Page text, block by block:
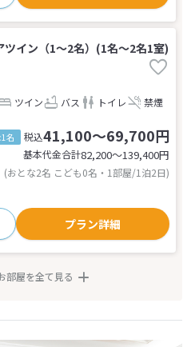
ツイン（1～2名）(1名～2名1室)
ツイン バス トイレ 禁煙
名 税込41,100～69,700円
基本代金合計82,200〜139,400円
(おとな2名 こども0名・1部屋/1泊2日)
プラン詳細
部屋を全て見る